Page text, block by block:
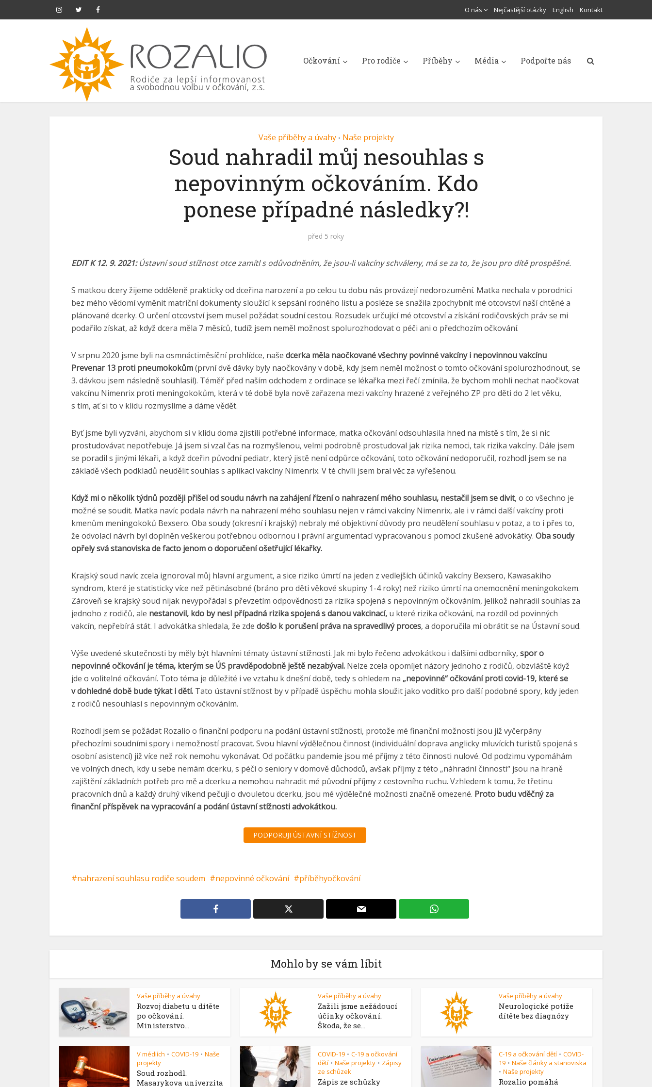
O nás Nejčastější otázky English Kontakt
Očkování Pro rodiče Příběhy Média Podpořte nás
Vaše příběhy a úvahy • Naše projekty
Soud nahradil můj nesouhlas s
nepovinným očkováním. Kdo
ponese případné následky?!
před 5 roky
EDIT K 12. 9. 2021:Ústavní soud stížnost otce zamítl s odůvodněním, že jsou-li vakcíny schváleny, má se za to, že jsou pro dítě prospěšné.
S matkou dcery žijeme odděleně prakticky od dceřina narození a po celou tu dobu nás provázejí nedorozumění. Matka nechala v porodnici
bez mého vědomí vyměnit matriční dokumenty sloužící k sepsání rodného listu a posléze se snažila zpochybnit mé otcovství naší chtěné a
plánované dcerky. O určení otcovství jsem musel požádat soudní cestou. Rozsudek určující mé otcovství a získání rodičovských práv se mi
podařilo získat, až když dcera měla 7 měsíců, tudíž jsem neměl možnost spolurozhodovat o péči ani o předchozím očkování.
V srpnu 2020 jsme byli na osmnáctiměsíční prohlídce, naše dcerka měla naočkované všechny povinné vakcíny i nepovinnou vakcínu
Prevenar 13 proti pneumokokům(první dvě dávky byly naočkovány v době, kdy jsem neměl možnost o tomto očkování spolurozhodnout, se
3. dávkou jsem následně souhlasil). Téměř před naším odchodem z ordinace se lékařka mezi řečí zmínila, že bychom mohli nechat naočkovat
vakcínu Nimenrix proti meningokokům, která v té době byla nově zařazena mezi vakcíny hrazené z veřejného ZP pro děti do 2 let věku,
s tím, ať si to v klidu rozmyslíme a dáme vědět.
Byť jsme byli vyzváni, abychom si v klidu doma zjistili potřebné informace, matka očkování odsouhlasila hned na místě s tím, že si nic
prostudovávat nepotřebuje. Já jsem si vzal čas na rozmyšlenou, velmi podrobně prostudoval jak rizika nemoci, tak rizika vakcíny. Dále jsem
se poradil s jinými lékaři, a když dceřin původní pediatr, který jistě není odpůrce očkování, toto očkování nedoporučil, rozhodl jsem se na
základě všech podkladů neudělit souhlas s aplikací vakcíny Nimenrix. V té chvíli jsem bral věc za vyřešenou.
Když mi o několik týdnů později přišel od soudu návrh na zahájení řízení o nahrazení mého souhlasu, nestačil jsem se divit, o co všechno je
možné se soudit. Matka navíc podala návrh na nahrazení mého souhlasu nejen v rámci vakcíny Nimenrix, ale i v rámci další vakcíny proti
kmenům meningokoků Bexsero. Oba soudy (okresní i krajský) nebraly mé objektivní důvody pro neudělení souhlasu v potaz, a to i přes to,
že odvolací návrh byl doplněn veškerou potřebnou odbornou i právní argumentací vypracovanou s pomocí zkušené advokátky. Oba soudy
opřely svá stanoviska de facto jenom o doporučení ošetřující lékařky.
Krajský soud navíc zcela ignoroval můj hlavní argument, a sice riziko úmrtí na jeden z vedlejších účinků vakcíny Bexsero, Kawasakiho
syndrom, které je statisticky více než pětinásobné (bráno pro děti věkové skupiny 1-4 roky) než riziko úmrtí na onemocnění meningokokem.
Zároveň se krajský soud nijak nevypořádal s převzetím odpovědnosti za rizika spojená s nepovinným očkováním, jelikož nahradil souhlas za
jednoho z rodičů, ale nestanovil, kdo by nesl případná rizika spojená s danou vakcinací, u které rizika očkování, na rozdíl od povinných
vakcín, nepřebírá stát. I advokátka shledala, že zde došlo k porušení práva na spravedlivý proces, a doporučila mi obrátit se na Ústavní soud.
Výše uvedené skutečnosti by měly být hlavními tématy ústavní stížnosti. Jak mi bylo řečeno advokátkou i dalšími odborníky, spor o
nepovinné očkování je téma, kterým se ÚS pravděpodobně ještě nezabýval. Nelze zcela opomíjet názory jednoho z rodičů, obzvláště když
jde o volitelné očkování. Toto téma je důležité i ve vztahu k dnešní době, tedy s ohledem na „nepovinné“ očkování proti covid-19, které se
v dohledné době bude týkat i dětí. Tato ústavní stížnost by v případě úspěchu mohla sloužit jako vodítko pro další podobné spory, kdy jeden
z rodičů nesouhlasí s nepovinným očkováním.
Rozhodl jsem se požádat Rozalio o finanční podporu na podání ústavní stížnosti, protože mé finanční možnosti jsou již vyčerpány
přechozími soudními spory i nemožností pracovat. Svou hlavní výdělečnou činnost (individuální doprava anglicky mluvících turistů spojená s
osobní asistencí) již více než rok nemohu vykonávat. Od počátku pandemie jsou mé příjmy z této činnosti nulové. Od podzimu vypomáhám
ve volných dnech, kdy u sebe nemám dcerku, s péčí o seniory v domově důchodců, avšak příjmy z této „náhradní činnosti“ jsou na hraně
zajištění základních potřeb pro mě a dcerku a nemohou nahradit mé původní příjmy z cestovního ruchu. Vzhledem k tomu, že třetinu
pracovních dnů a každý druhý víkend pečuji o dvouletou dcerku, jsou mé výdělečné možnosti značně omezené. Proto budu vděčný za
finanční příspěvek na vypracování a podání ústavní stížnosti advokátkou.
PODPORUJI ÚSTAVNÍ STÍŽNOST
nahrazení souhlasu rodiče soudem nepovinné očkování příběhyočkování
Mohlo by se vám líbit
Vaše příběhy a úvahy
Rozvoj diabetu u dítěte
po očkování.
Ministerstvo...
Vaše příběhy a úvahy
Zažili jsme nežádoucí
účinky očkování.
Škoda, že se...
Vaše příběhy a úvahy
Neurologické potíže
dítěte bez diagnózy
V médiích • COVID-19 • Naše
projekty
Soud rozhodl.
Masarykova univerzita
COVID-19 • C-19 a očkování
dětí • Naše projekty • Zápisy
ze schůzek
Zápis ze schůzky
C-19 a očkování dětí • COVID-
19 • Naše články a stanoviska
• Naše projekty
Rozalio pomáhá